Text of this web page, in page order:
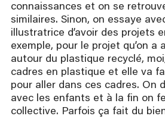
connaissances et on se
similaires. Sinon, on essaye
illustratrice d’avoir des projets
exemple, pour le projet qu’on a
autour du plastique recyclé,
cadres en plastique et elle va
pour aller dans ces cadres. On
avec les enfants et à la fin on
collective. Parfois ça fait du